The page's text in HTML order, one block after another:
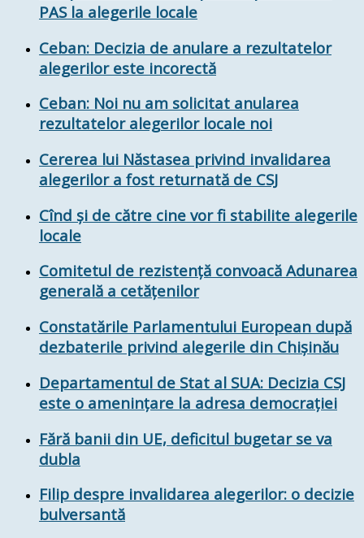
PAS la alegerile locale
Ceban: Decizia de anulare a rezultatelor
alegerilor este incorectă
Ceban: Noi nu am solicitat anularea
rezultatelor alegerilor locale noi
Cererea lui Năstasea privind invalidarea
alegerilor a fost returnată de CSJ
Cînd și de către cine vor fi stabilite alegerile
locale
Comitetul de rezistență convoacă Adunarea
generală a cetățenilor
Constatările Parlamentului European după
dezbaterile privind alegerile din Chișinău
Departamentul de Stat al SUA: Decizia CSJ
este o amenințare la adresa democrației
Fără banii din UE, deficitul bugetar se va
dubla
Filip despre invalidarea alegerilor: o decizie
bulversantă